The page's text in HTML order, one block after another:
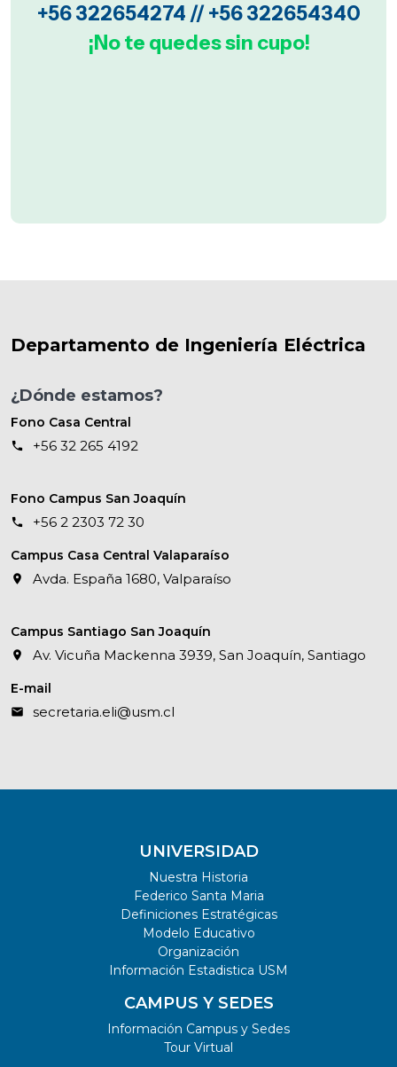
+56 322654274 // +56 322654340
¡No te quedes sin cupo!
Departamento de Ingeniería Eléctrica
¿Dónde estamos?
Fono Casa Central
+56 32 265 4192
Fono Campus San Joaquín
+56 2 2303 72 30
Campus Casa Central Valaparaíso
Avda. España 1680, Valparaíso
Campus Santiago San Joaquín
Av. Vicuña Mackenna 3939, San Joaquín, Santiago
E-mail
secretaria.eli@usm.cl
UNIVERSIDAD
Nuestra Historia
Federico Santa Maria
Definiciones Estratégicas
Modelo Educativo
Organización
Información Estadistica USM
CAMPUS Y SEDES
Información Campus y Sedes
Tour Virtual